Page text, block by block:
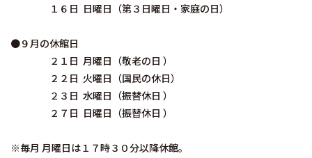
１６日 日曜日（第３日曜日・家庭の日）
●９月の休館日
２１日 月曜日（敬老の日 ）
２２日 火曜日（国民の休日）
２３日 水曜日（振替休日 ）
２７日 日曜日（振替休日 ）
※毎月 月曜日は１７時３０分以降休館。